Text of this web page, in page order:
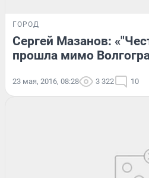
ГОРОД
Сергей Мазанов:
прошла мимо
23 мая, 2016, 08:28 3 322 10